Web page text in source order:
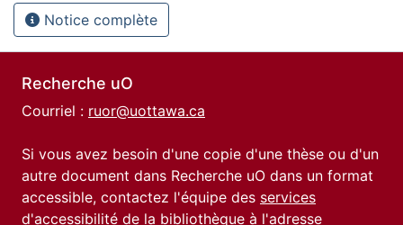
Notice complète
Recherche uO
Courriel : ruor@uottawa.ca
Si vous avez besoin d'une copie d'une thèse ou d'un
autre document dans Recherche uO dans un format
accessible, contactez l'équipe des services
d'accessibilité de la bibliothèque à l'adresse